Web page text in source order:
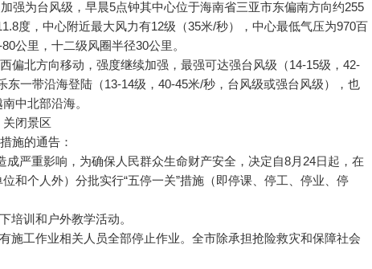
为台风级，早晨5点钟其中心位于海南省三亚市东偏南方向约255
度，中心附近最大风力有12级（35米/秒），中心最低气压为970百
公里，十二级风圈半径30公里。
北方向移动，强度继续加强，最强可达强台风级（14-15级，42-
一带沿海登陆（13-14级，40-45米/秒，台风级或强台风级），也
中北部沿海。
闭景区
施的通告：
严重影响，为确保人民群众生命财产安全，决定自8月24日起，在
和个人外）分批实行“五停一关”措施（即停课、停工、停业、停
训和户外教学活动。
工作业相关人员全部停止作业。全市除承担抢险救灾和保障社会